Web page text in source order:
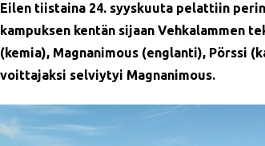
Eilen tiistaina 24. syyskuuta pelattiin
kampuksen kentän sijaan Vehkalammen
(kemia), Magnanimous (englanti),
voittajaksi selviytyi Magnanimous.